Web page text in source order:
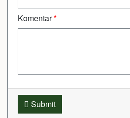
Komentar*
Submit